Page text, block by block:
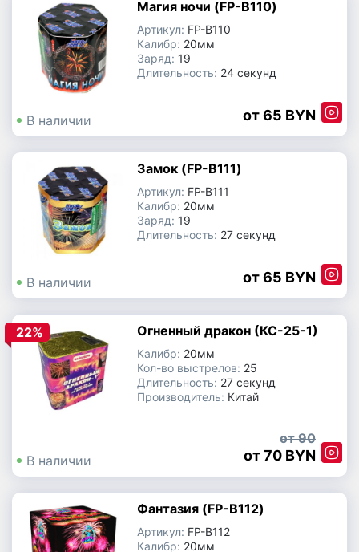
Магия ночи (FP-B110)
Артикул: FP-B110
Калибр: 20мм
Заряд: 19
Длительность: 24 секунд
В наличии 65 BYN
Замок (FP-B111)
Артикул: FP-B111
Калибр: 20мм
Заряд: 19
Длительность: 27 секунд
В наличии 65 BYN
22% Огненный дракон (КС-25-1)
Калибр: 20мм
Кол-во выстрелов: 25
Длительность: 27 секунд
Производитель: Китай
В наличии
90
70 BYN
Фантазия (FP-B112)
Артикул: FP-B112
Калибр: 20мм